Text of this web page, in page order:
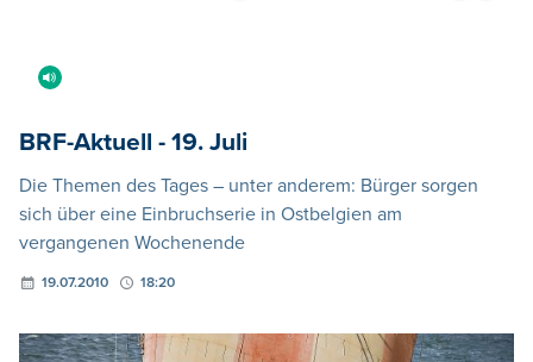
BRF-Aktuell - 19. Juli
Die Themen des Tages – unter anderem: Bürger sorgen
sich über eine Einbruchserie in Ostbelgien am
vergangenen Wochenende
19.07.2010 18:20